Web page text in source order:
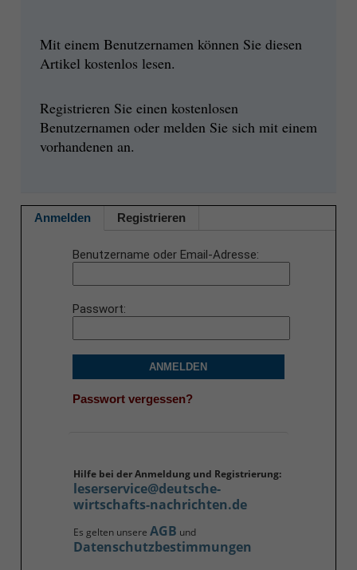
Mit einem Benutzernamen können Sie diesen
Artikel kostenlos lesen.
Registrieren Sie einen kostenlosen
Benutzernamen oder melden Sie sich mit einem
vorhandenen an.
Anmelden Registrieren
Benutzername oder Email-Adresse
Passwort
ANMELDEN
Passwort vergessen?
Hilfe bei der Anmeldung und Registrierung:
leserservice@deutsche-
wirtschafts-nachrichten.de
Es gelten unsere AGB und
Datenschutzbestimmungen